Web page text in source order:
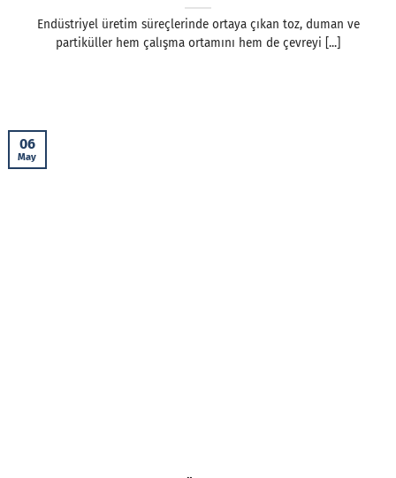
Endüstriyel üretim süreçlerinde ortaya çıkan toz, duman ve
partiküller hem çalışma ortamını hem de çevreyi [...]
06
May